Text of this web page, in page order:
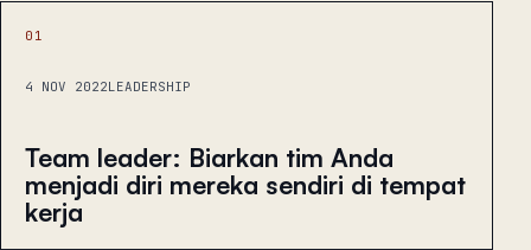
01
4 NOV 2022LEADERSHIP
Team leader: Biarkan tim Anda
menjadi diri mereka sendiri di tempat
kerja